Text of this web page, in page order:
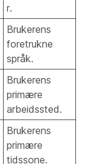
r.
Brukerens
foretrukne
språk.
Brukerens
primære
arbeidssted.
Brukerens
primære
tidssone.